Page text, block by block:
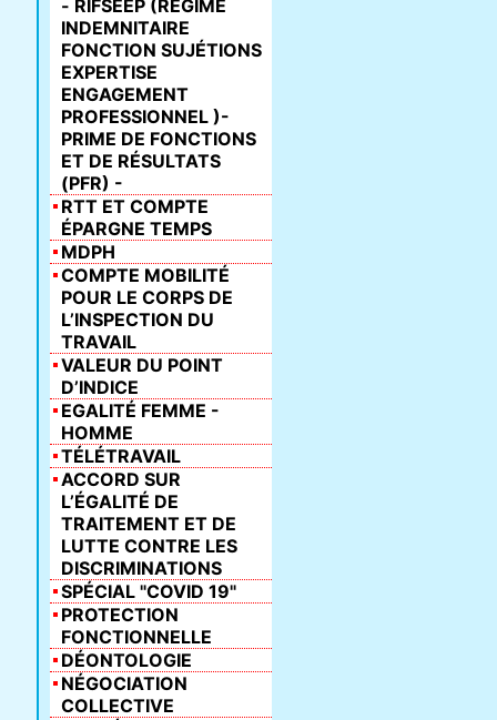
- RIFSEEP (RÉGIME
INDEMNITAIRE
FONCTION SUJÉTIONS
EXPERTISE
ENGAGEMENT
PROFESSIONNEL )-
PRIME DE FONCTIONS
ET DE RÉSULTATS
(PFR) -
RTT ET COMPTE
ÉPARGNE TEMPS
MDPH
COMPTE MOBILITÉ
POUR LE CORPS DE
L’INSPECTION DU
TRAVAIL
VALEUR DU POINT
D’INDICE
EGALITÉ FEMME -
HOMME
TÉLÉTRAVAIL
ACCORD SUR
L’ÉGALITÉ DE
TRAITEMENT ET DE
LUTTE CONTRE LES
DISCRIMINATIONS
SPÉCIAL "COVID 19"
PROTECTION
FONCTIONNELLE
DÉONTOLOGIE
NÉGOCIATION
COLLECTIVE